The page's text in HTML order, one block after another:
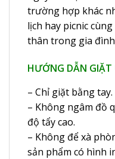
trường hợp khác
lịch hay picnic
thân trong gia
HƯỚNG DẪN GIẶT
– Chỉ giặt bằng tay.
– Không ngâm đồ
độ tẩy cao.
– Không để xà
sản phẩm có hình